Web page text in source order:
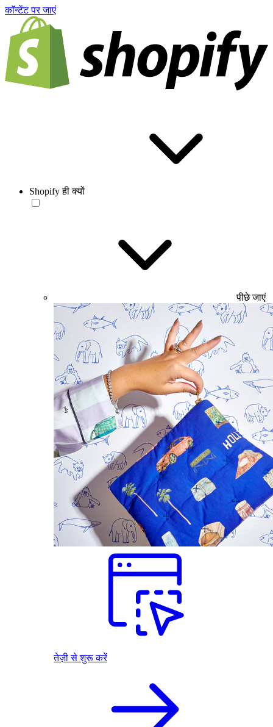
काॅन्टेंट पर जाएं
Shopify ही क्यों
पीछे जाएं
तेज़ी से शुरू करें